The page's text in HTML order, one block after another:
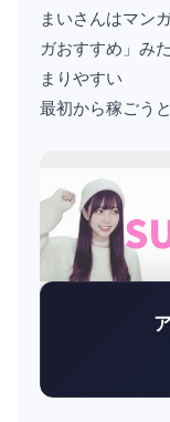
まいさんはマン
ガおすすめ」み
まりやすい
最初から稼ごう